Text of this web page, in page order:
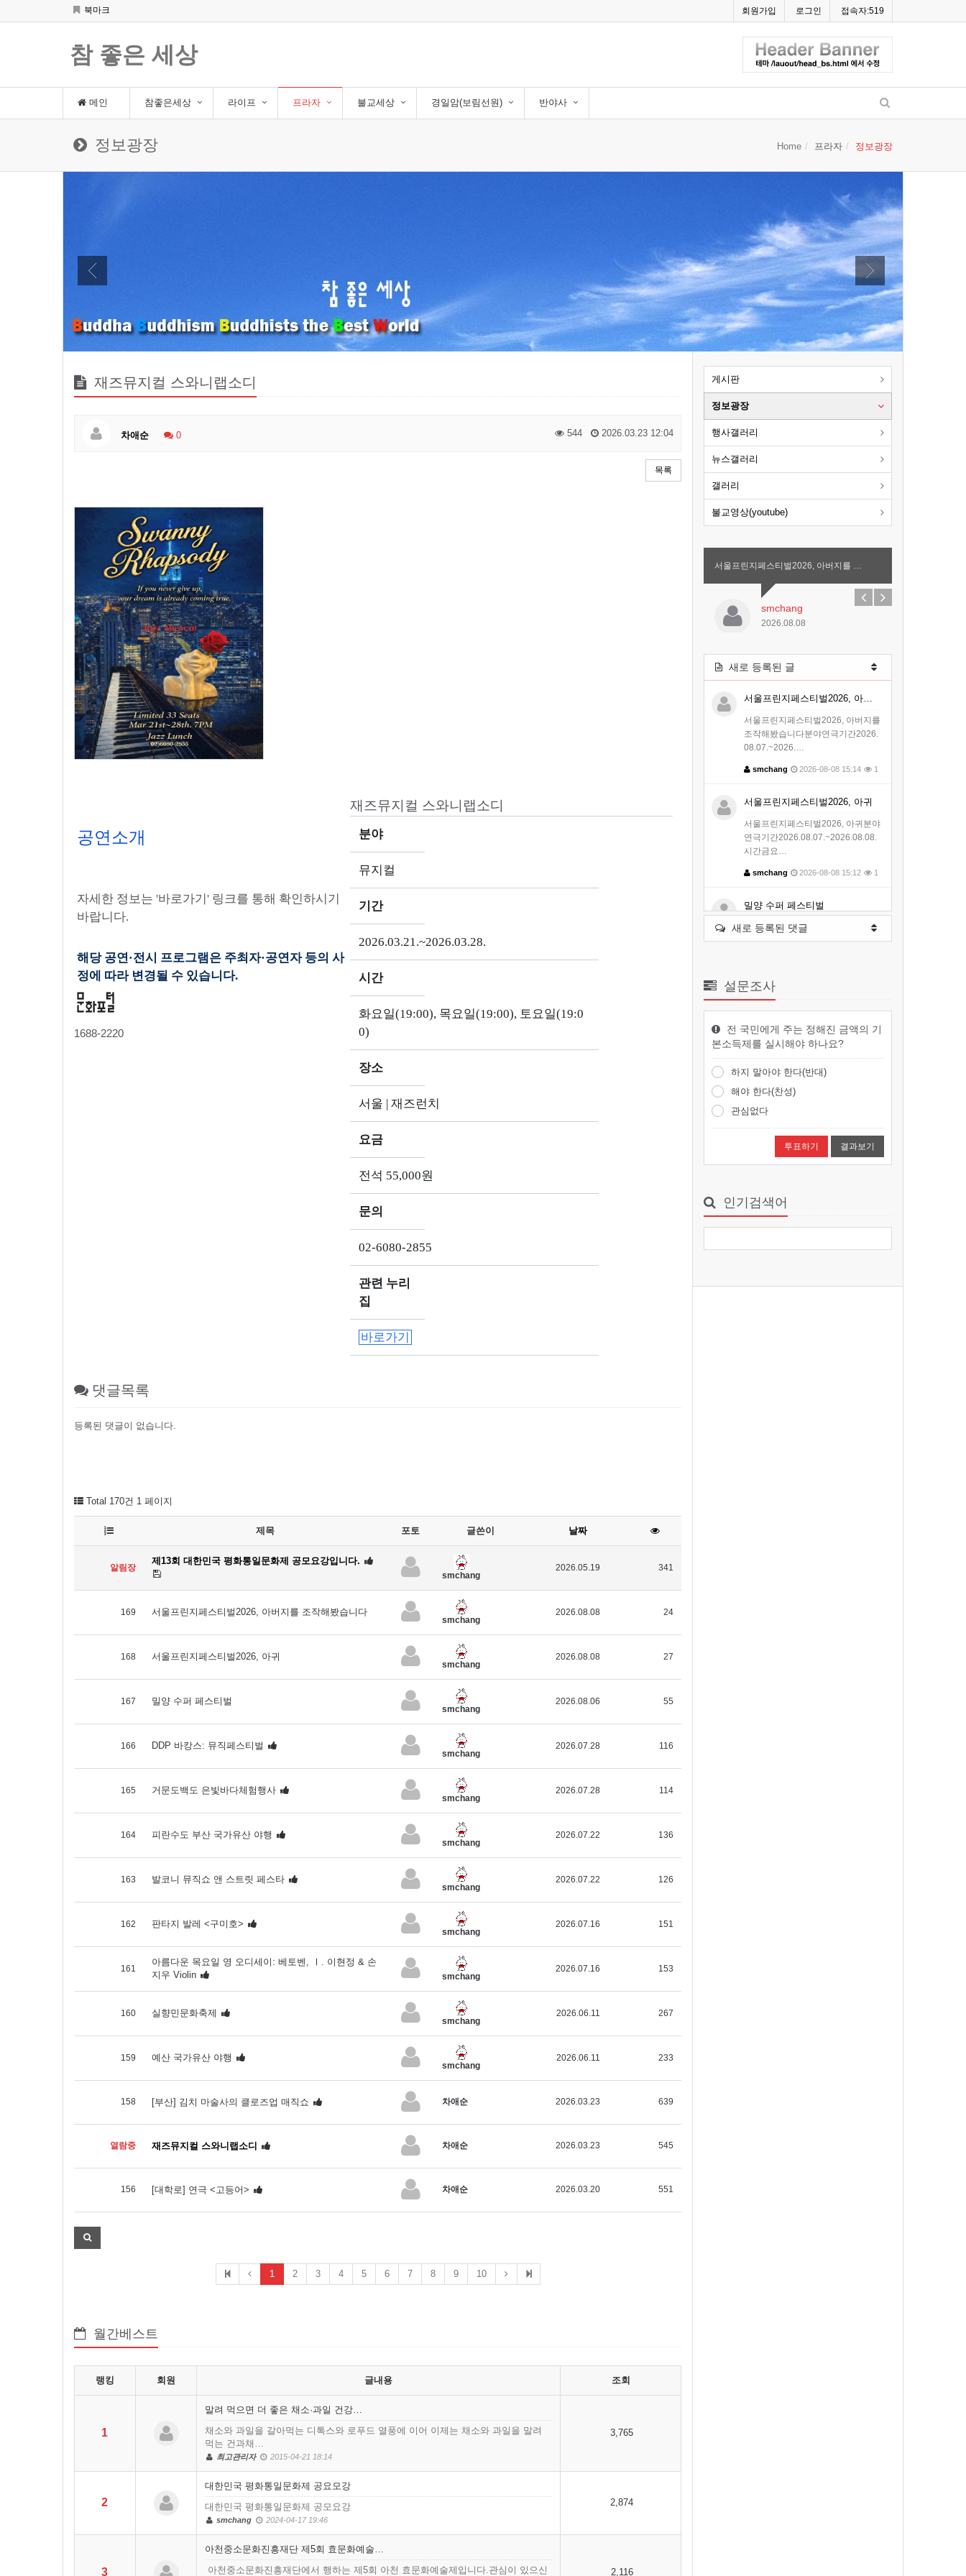
북마크 회원가입 로그인 접속자:519
참 좋은 세상
메인 참좋은세상 라이프 프라자 불교세상 경일암(보림선원) 반야사
정보광장 Home 프라자 정보광장
재즈뮤지컬 스와니랩소디
차애순 0 544 2026.03.23 12:04
목록
재즈뮤지컬 스와니랩소디
분야
뮤지컬
기간
2026.03.21.~2026.03.28.
시간
화요일(19:00), 목요일(19:00), 토요일(19:0
0)
장소
서울 | 재즈런치
요금
전석 55,000원
문의
02-6080-2855
관련 누리
집
바로가기
공연소개
자세한 정보는 '바로가기' 링크를 통해 확인하시기
바랍니다.
해당 공연·전시 프로그램은 주최자·공연자 등의 사
정에 따라 변경될 수 있습니다.
1688-2220
댓글목록
등록된 댓글이 없습니다.
Total 170건 1 페이지
제목 포토 글쓴이 날짜
알림장
제13회 대한민국 평화통일문화제 공모요강입니다.
smchang
2026.05.19 341
169 서울프린지페스티벌2026, 아버지를 조작해봤습니다
smchang
2026.08.08 24
168 서울프린지페스티벌2026, 아귀
smchang
2026.08.08 27
167 밀양 수퍼 페스티벌
smchang
2026.08.06 55
166 DDP 바캉스: 뮤직페스티벌
smchang
2026.07.28 116
165 거문도백도 은빛바다체험행사
smchang
2026.07.28 114
164 피란수도 부산 국가유산 야행
smchang
2026.07.22 136
163 발코니 뮤직쇼 앤 스트릿 페스타
smchang
2026.07.22 126
162 판타지 발레 <구미호>
smchang
2026.07.16 151
161
아름다운 목요일 영 오디세이: 베토벤, Ⅰ. 이현정 & 손
지우 Violin
smchang
2026.07.16 153
160 실향민문화축제
smchang
2026.06.11 267
159 예산 국가유산 야행
smchang
2026.06.11 233
158 [부산] 김치 마술사의 클로즈업 매직쇼 차애순 2026.03.23 639
열람중 재즈뮤지컬 스와니랩소디 차애순 2026.03.23 545
156 [대학로] 연극 <고등어> 차애순 2026.03.20 551
1 2 3 4 5 6 7 8 9 10
월간베스트
랭킹 회원 글내용 조회
1
말려 먹으면 더 좋은 채소·과일 건강…
채소와 과일을 갈아먹는 디톡스와 로푸드 열풍에 이어 이제는 채소와 과일을 말려
먹는 건과채…
최고관리자 2015-04-21 18:14
3,765
2
대한민국 평화통일문화제 공요모강
대한민국 평화통일문화제 공모요강
smchang 2024-04-17 19:46
2,874
3
아천중소문화진흥재단 제5회 효문화예술…
아천중소문화진흥재단에서 행하는 제5회 아천 효문화예술제입니다.관심이 있으신
2,116
게시판
정보광장
행사갤러리
뉴스갤러리
갤러리
불교영상(youtube)
서울프린지페스티벌2026, 아버지를 …
smchang
2026.08.08
새로 등록된 글
서울프린지페스티벌2026, 아버지를 …
서울프린지페스티벌2026, 아버지를
조작해봤습니다분야연극기간2026.
08.07.~2026.…
smchang 2026-08-08 15:14 1
서울프린지페스티벌2026, 아귀
서울프린지페스티벌2026, 아귀분야
연극기간2026.08.07.~2026.08.08.
시간금요…
smchang 2026-08-08 15:12 1
밀양 수퍼 페스티벌
개최지역경상남도 밀양시개최기간
2026. 8. 7. ~ 8. 9. | 10:00 ~ 22:…
완벽하지 않은 것이 살아남는다 :대전…
완벽하지 않은 것이 살아남는다 :대
전환의 시대를 건너는 진화론적 생
존 법칙저/역자대니얼 R…
2026-08-06 09:38
뇌는 어떻게 나를 조종하는가
뇌는 어떻게 나를 조종하는가저/역
자크리스 나이바우어 지음 ｜ 김윤
종 옮김출판사클랩북스출판일…
놀이·명상·불교영화 체험대전파라
smchang 2026-08-06 09:29 1
새로 등록된 댓글
설문조사
전 국민에게 주는 정해진 금액의 기
본소득제를 실시해야 하나요?
하지 말아야 한다(반대)
해야 한다(찬성)
관심없다
결과보기
인기검색어